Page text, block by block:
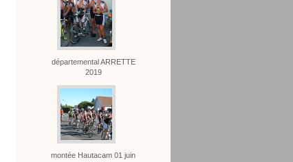
départemental ARRETTE
2019
montée Hautacam 01 juin